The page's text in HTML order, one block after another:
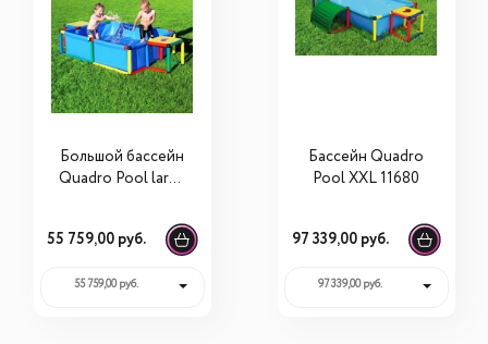
Большой бассейн
Quadro Pool large
55 759,00 руб.
55 759,00 руб.
Бассейн Quadro
Pool XXL 11680
97 339,00 руб.
97 339,00 руб.